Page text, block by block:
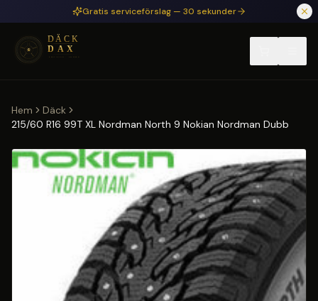
Hoppa till huvudinnehållGratis serviceförslag — 30 sekunder
Hem
Däck
215/60 R16 99T XL Nordman North 9 Nokian Nordman Dubb